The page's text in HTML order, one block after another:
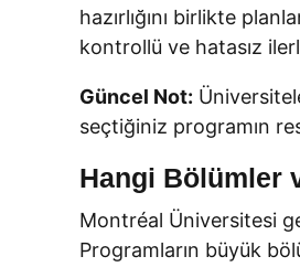
hazırlığını birlikte
kontrollü ve hatasız
Güncel Not:
seçtiğiniz programın
Hangi Bölümler
Montréal Üniversitesi
Programların büyük